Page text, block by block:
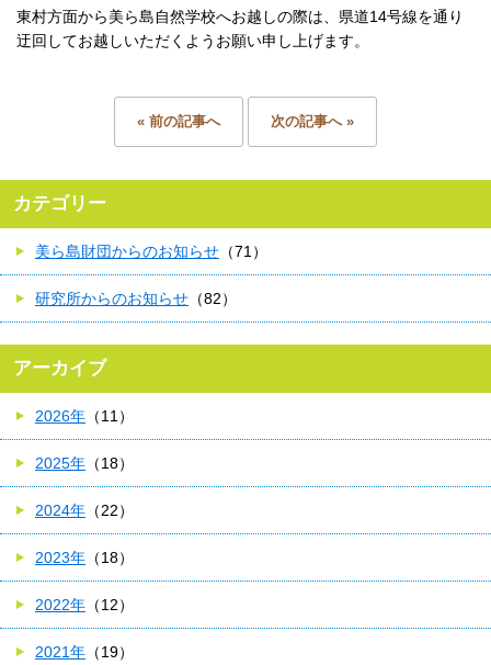
東村方面から美ら島自然学校へお越しの際は、県道14号線を通り
迂回してお越しいただくようお願い申し上げます。
« 前の記事へ 次の記事へ »
カテゴリー
美ら島財団からのお知らせ （71）
研究所からのお知らせ （82）
アーカイブ
2026年 （11）
2025年 （18）
2024年 （22）
2023年 （18）
2022年 （12）
2021年 （19）